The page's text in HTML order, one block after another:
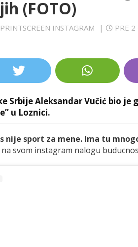
(FOTO)
INSTAGRAM | PRE
Srbije Aleksandar Vučić bio je
u Loznici.
nije sport za mene. Ima tu
svom instagram nalogu